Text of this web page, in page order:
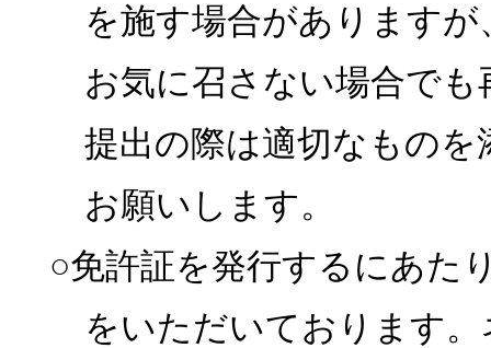
を施す場合があります
お気に召さない場合で
提出の際は適切なもの
お願いします。
○免許証を発行するにあた
をいただいております